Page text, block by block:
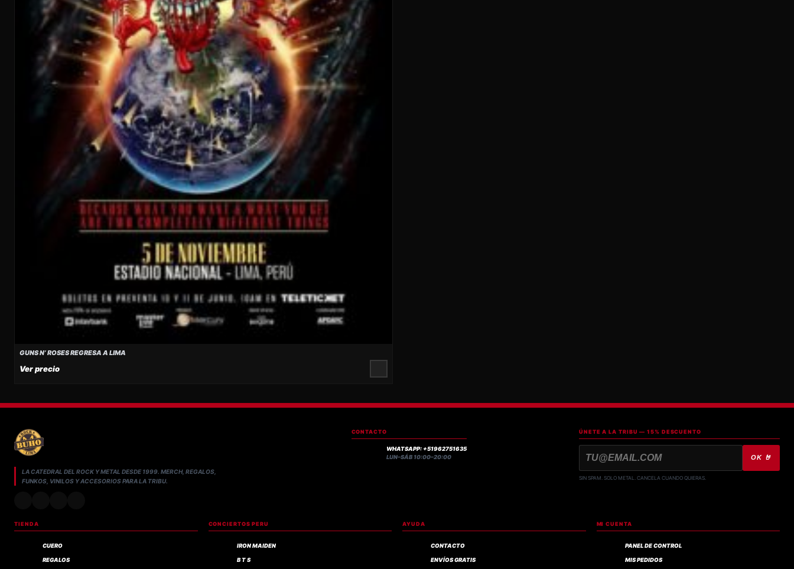
GUNS N’ ROSES REGRESA A LIMA
Ver precio
LA CATEDRAL DEL ROCK Y METAL DESDE 1999. MERCH, REGALOS,
FUNKOS, VINILOS Y ACCESORIOS PARA LA TRIBU.
CONTACTO
WHATSAPP: +51962751635
LUN–SÁB 10:00–20:00
ÚNETE A LA TRIBU — 15% DESCUENTO
OK 🤘
SIN SPAM. SOLO METAL. CANCELA CUANDO QUIERAS.
TIENDA
CUERO
REGALOS
CONCIERTOS PERU
IRON MAIDEN
B T S
AYUDA
CONTACTO
ENVÍOS GRATIS
MI CUENTA
PANEL DE CONTROL
MIS PEDIDOS